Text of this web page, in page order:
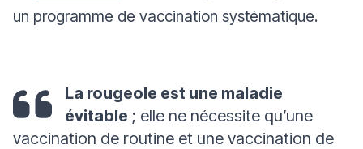
un programme de vaccination systématique.
La rougeole est une maladie
évitable ; elle ne nécessite qu’une
vaccination de routine et une vaccination de